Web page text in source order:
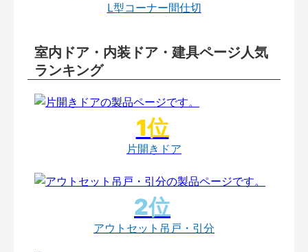
L型コーナー間仕切
室内ドア・内装ドア・建具ページ人気
ランキング
片開きドア
アウトセット吊戸・引分